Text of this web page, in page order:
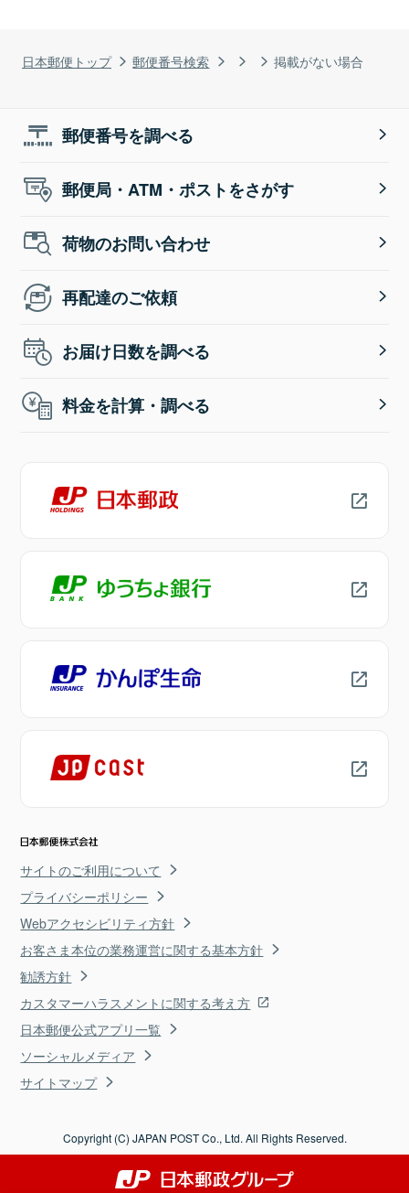
日本郵便トップ 郵便番号検索 掲載がない場合
郵便番号を調べる
郵便局・ATM・ポストをさがす
荷物のお問い合わせ
再配達のご依頼
お届け日数を調べる
料金を計算・調べる
サイトのご利用について
プライバシーポリシー
Webアクセシビリティ方針
お客さま本位の業務運営に関する基本方針
勧誘方針
カスタマーハラスメントに関する考え方
日本郵便公式アプリ一覧
ソーシャルメディア
サイトマップ
Copyright (C) JAPAN POST Co., Ltd. All Rights Reserved.